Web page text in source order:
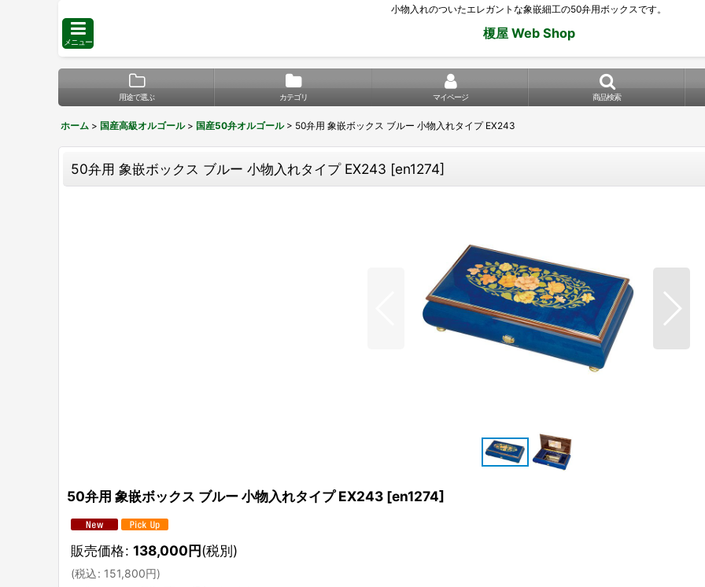
小物入れのついたエレガントな象嵌細工の50弁用ボックスです。
メニュー
榎屋 Web Shop
用途で選ぶ カテゴリ マイページ 商品検索
ホーム > 国産高級オルゴール > 国産50弁オルゴール > 50弁用 象嵌ボックス ブルー 小物入れタイプ EX243
50弁用 象嵌ボックス ブルー 小物入れタイプ EX243 [en1274]
50弁用 象嵌ボックス ブルー 小物入れタイプ EX243 [en1274]
販売価格: 138,000円(税別)
(税込: 151,800円)